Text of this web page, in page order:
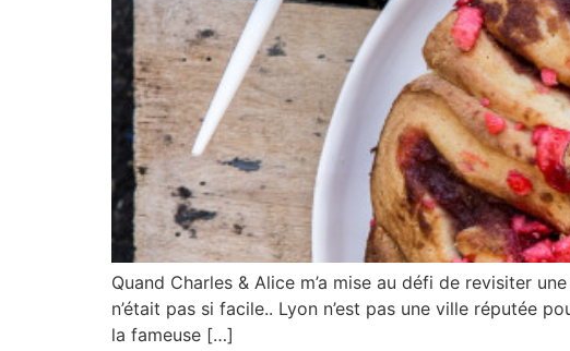
Quand Charles & Alice m’a mise au défi de revisiter
n’était pas si facile.. Lyon n’est pas une ville réputée
la fameuse […]